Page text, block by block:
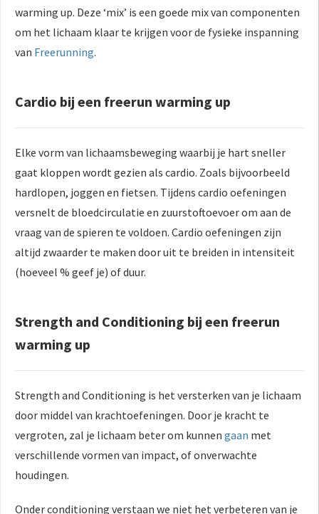
warming up. Deze ‘mix’ is een goede mix van componenten
om het lichaam klaar te krijgen voor de fysieke inspanning
van Freerunning.
Cardio bij een freerun warming up
Elke vorm van lichaamsbeweging waarbij je hart sneller
gaat kloppen wordt gezien als cardio. Zoals bijvoorbeeld
hardlopen, joggen en fietsen. Tijdens cardio oefeningen
versnelt de bloedcirculatie en zuurstoftoevoer om aan de
vraag van de spieren te voldoen. Cardio oefeningen zijn
altijd zwaarder te maken door uit te breiden in intensiteit
(hoeveel % geef je) of duur.
Strength and Conditioning bij een freerun
warming up
Strength and Conditioning is het versterken van je lichaam
door middel van krachtoefeningen. Door je kracht te
vergroten, zal je lichaam beter om kunnen gaan met
verschillende vormen van impact, of onverwachte
houdingen.
Onder conditioning verstaan we niet het verbeteren van je